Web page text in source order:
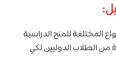
المختلفة للمنح الدراسية
الطلاب الدوليين لكي